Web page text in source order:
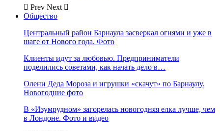
Prev Next
Общество
Центральный район Барнаула засверкал огнями и уже в
шаге от Нового года. Фото
Клиенты идут за любовью. Предприниматели
поделились советами, как начать дело в…
Олени Деда Мороза и игрушки «скачут» по Барнаулу.
Новогодние фото
В «Изумрудном» загорелась новогодняя елка лучше, чем
в Лондоне. Фото и видео